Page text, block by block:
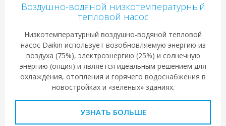
Воздушно-водяной низкотемпературный
тепловой насос
Низкотемпературный воздушно-водяной тепловой
насос Daikin использует возобновляемую энергию из
воздуха (75%), электроэнергию (25%) и солнечную
энергию (опция) и является идеальным решением для
охлаждения, отопления и горячего водоснабжения в
новостройках и «зеленых» зданиях.
УЗНАТЬ БОЛЬШЕ